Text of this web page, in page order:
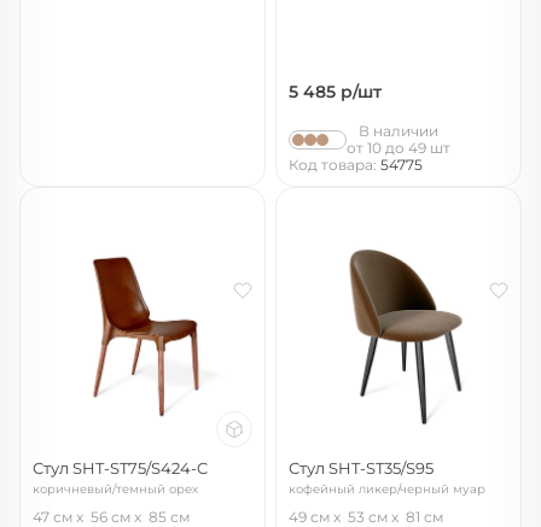
5 485 р/шт
В наличии
от 10 до 49 шт
Код товара: 54775
Стул SHT-ST75/S424-C
коричневый/темный орех
47 см 56 см 85 см
Стул SHT-ST35/S95
кофейный ликер/черный муар
49 см 53 см 81 см